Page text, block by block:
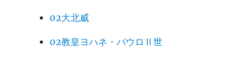
02大北威
02教皇ヨハネ・パウロⅡ世